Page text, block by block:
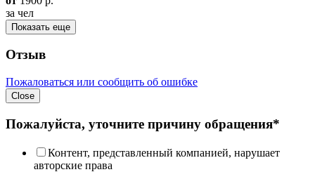
за чел
Показать еще
Отзыв
Пожаловаться или сообщить об ошибке
Close
Пожалуйста, уточните причину обращения*
Контент, представленный компанией, нарушает
авторские права